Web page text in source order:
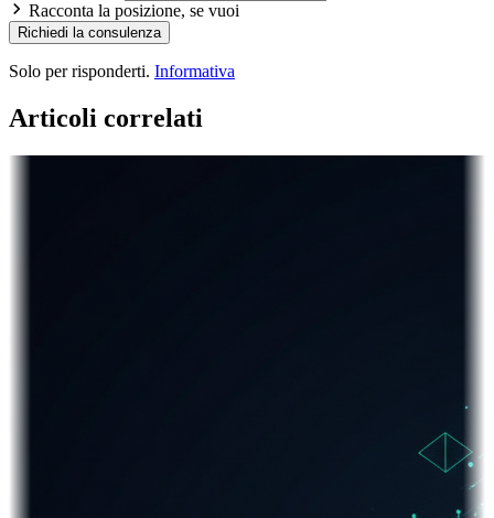
Racconta la posizione, se vuoi
Richiedi la consulenza
Solo per risponderti. Informativa
Articoli correlati